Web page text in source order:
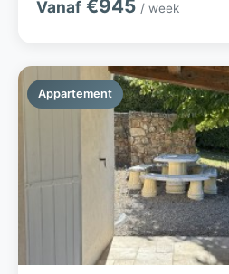
Vanaf €945 / week
Appartement